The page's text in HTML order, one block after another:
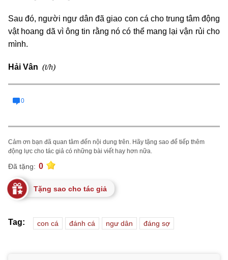
Sau đó, người ngư dân đã giao con cá cho trung tâm động
vật hoang dã vì ông tin rằng nó có thể mang lại vận rủi cho
mình.
Hải Vân (t/h)
0
Cảm ơn bạn đã quan tâm đến nội dung trên. Hãy tặng sao để tiếp thêm
động lực cho tác giả có những bài viết hay hơn nữa.
Đã tặng: 0
Tặng sao cho tác giả
Tag: con cá đánh cá ngư dân đáng sợ